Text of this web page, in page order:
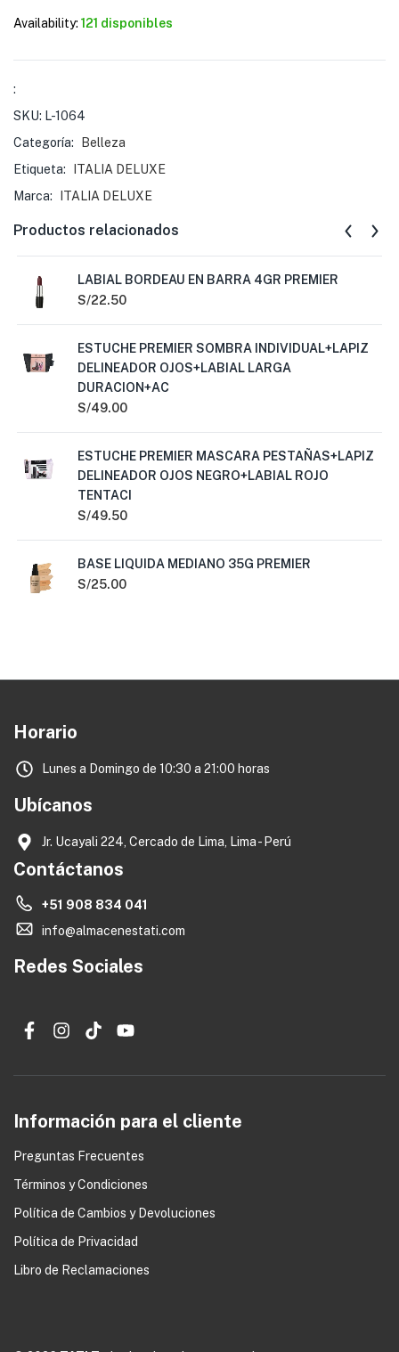
Availability: 121 disponibles
:
SKU: L-1064
Categoría:
Belleza
Etiqueta:
ITALIA DELUXE
Marca:
ITALIA DELUXE
Productos relacionados
LABIAL BORDEAU EN BARRA 4GR PREMIER
S/22.50
ESTUCHE PREMIER SOMBRA INDIVIDUAL+LAPIZ
DELINEADOR OJOS+LABIAL LARGA
DURACION+AC
S/49.00
ESTUCHE PREMIER MASCARA PESTAÑAS+LAPIZ
DELINEADOR OJOS NEGRO+LABIAL ROJO
TENTACI
S/49.50
BASE LIQUIDA MEDIANO 35G PREMIER
S/25.00
Horario
Lunes a Domingo de 10:30 a 21:00 horas
Ubícanos
Jr. Ucayali 224, Cercado de Lima, Lima - Perú
Contáctanos
+51 908 834 041
info@almacenestati.com
Redes Sociales
Información para el cliente
Preguntas Frecuentes
Términos y Condiciones
Política de Cambios y Devoluciones
Política de Privacidad
Libro de Reclamaciones